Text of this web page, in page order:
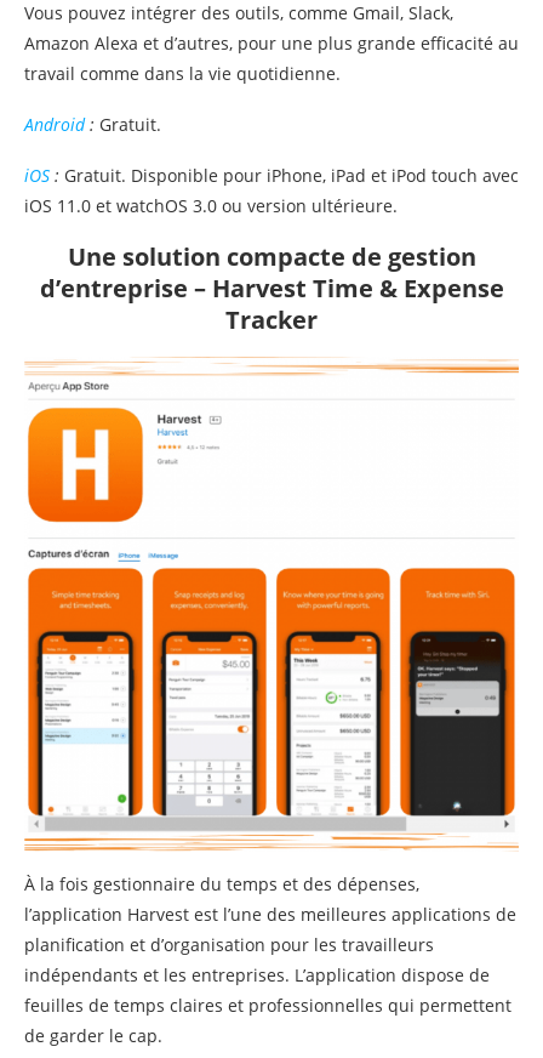
Vous pouvez intégrer des outils, comme Gmail, Slack,
Amazon Alexa et d’autres, pour une plus grande efficacité au
travail comme dans la vie quotidienne.
Android: Gratuit.
iOS : Gratuit. Disponible pour iPhone, iPad et iPod touch avec
iOS 11.0 et watchOS 3.0 ou version ultérieure.
Une solution compacte de gestion
d’entreprise – Harvest Time & Expense
Tracker
À la fois gestionnaire du temps et des dépenses,
l’application Harvest est l’une des meilleures applications de
planification et d’organisation pour les travailleurs
indépendants et les entreprises. L’application dispose de
feuilles de temps claires et professionnelles qui permettent
de garder le cap.